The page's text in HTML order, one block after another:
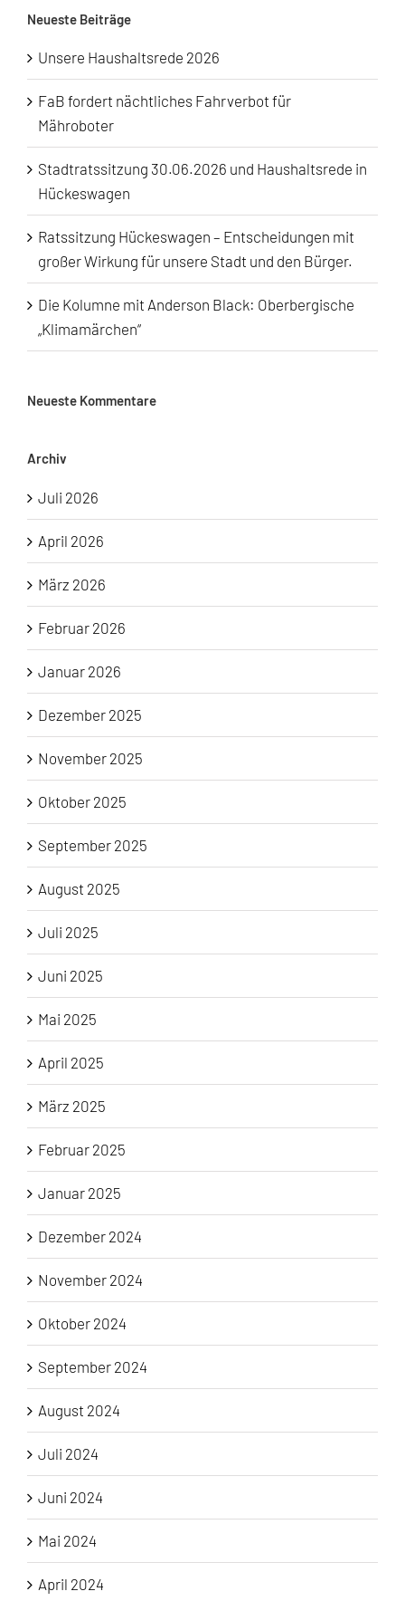
Neueste Beiträge
Unsere Haushaltsrede 2026
FaB fordert nächtliches Fahrverbot für
Mähroboter
Stadtratssitzung 30.06.2026 und Haushaltsrede in
Hückeswagen
Ratssitzung Hückeswagen – Entscheidungen mit
großer Wirkung für unsere Stadt und den Bürger.
Die Kolumne mit Anderson Black: Oberbergische
„Klimamärchen“
Neueste Kommentare
Archiv
Juli 2026
April 2026
März 2026
Februar 2026
Januar 2026
Dezember 2025
November 2025
Oktober 2025
September 2025
August 2025
Juli 2025
Juni 2025
Mai 2025
April 2025
März 2025
Februar 2025
Januar 2025
Dezember 2024
November 2024
Oktober 2024
September 2024
August 2024
Juli 2024
Juni 2024
Mai 2024
April 2024